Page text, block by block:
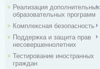
Реализация дополнительных
образовательных программ
Комплексная безопасность
Поддержка и защита прав
несовершеннолетних
Тестирование иностранных
граждан